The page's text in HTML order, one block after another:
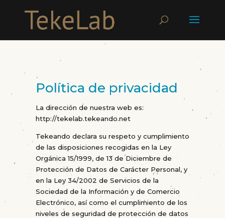
Política de privacidad
La dirección de nuestra web es:
http://tekelab.tekeando.net
Tekeando declara su respeto y cumplimiento
de las disposiciones recogidas en la Ley
Orgánica 15/1999, de 13 de Diciembre de
Protección de Datos de Carácter Personal, y
en la Ley 34/2002 de Servicios de la
Sociedad de la Información y de Comercio
Electrónico, así como el cumplimiento de los
niveles de seguridad de protección de datos